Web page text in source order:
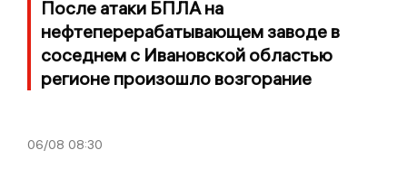
После атаки БПЛА на
нефтеперерабатывающем заводе в
соседнем с Ивановской областью
регионе произошло возгорание
06/08 08:30